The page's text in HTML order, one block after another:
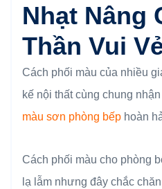
Nhạt Nâng
Thần Vui
Cách phối màu của nhiều
kế nội thất cùng chung
màu sơn phòng bếp hoàn
Cách phối màu cho phòng
lạ lẫm nhưng đây chắc